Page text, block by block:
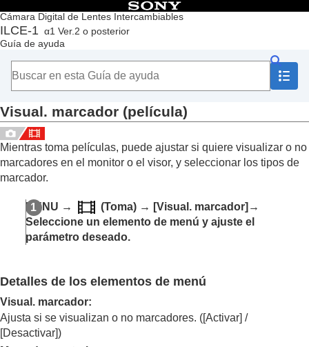
Cámara Digital de Lentes Intercambiables
ILCE-1 α1 Ver.2 o posterior
Guía de ayuda
Contenido
Principio
Cómo utilizar la “Guía de ayuda”
Comprobación de la cámara y los elementos suministrados
Operaciones básicas
Preparación de la cámara/Operaciones básicas de toma
Búsqueda de funciones desde MENU
Utilización de las funciones de toma de imágenes
Contenido de este capítulo
Selección de un modo de toma
AF de cara/ojo
Utilización de las funciones de enfoque
Ajuste de los modos de exposición/medición
Adición de efectos a las imágenes
Toma de imágenes con modos de manejo (Toma
continua/Autodisparador)
Func. capt. interv.
Toma de imágenes fijas con una resolución alta
Visual. marcador (película)
Mientras toma películas, puede ajustar si quiere visualizar o no
marcadores en el monitor o el visor, y seleccionar los tipos de
marcador.
MENU → (Toma) → [Visual. marcador] →
Seleccione un elemento de menú y ajuste el
parámetro deseado.
Detalles de los elementos de menú
Visual. marcador:
Ajusta si se visualizan o no marcadores. ([Activar] /
[Desactivar])